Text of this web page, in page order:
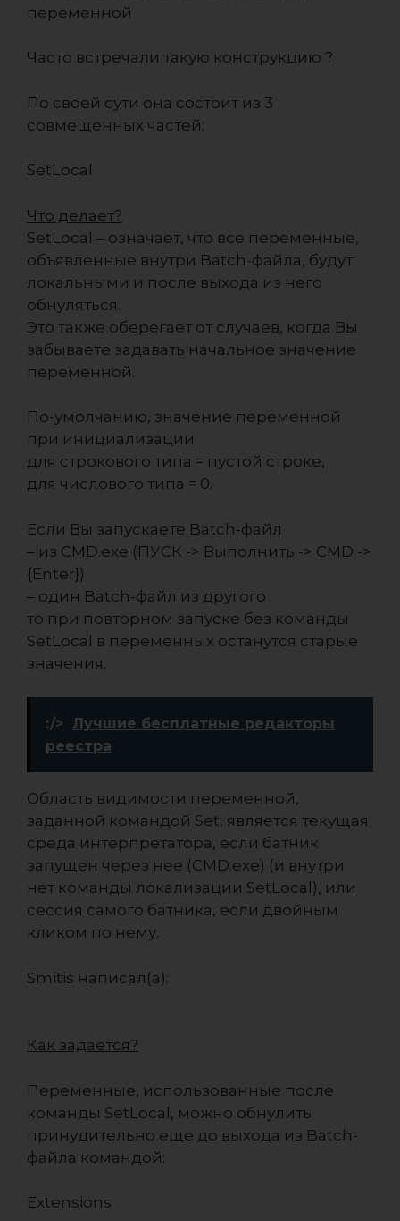
переменной
Часто встречали такую конструкцию ?
По своей сути она состоит из 3
совмещенных частей:
SetLocal
Что делает?
SetLocal – означает, что все переменные,
объявленные внутри Batch-файла, будут
локальными и после выхода из него
обнуляться.
Это также оберегает от случаев, когда Вы
забываете задавать начальное значение
переменной.
По-умолчанию, значение переменной
при инициализации
для строкового типа = пустой строке,
для числового типа = 0.
Если Вы запускаете Batch-файл
– из CMD.exe (ПУСК -> Выполнить -> CMD ->
{Enter})
– один Batch-файл из другого
то при повторном запуске без команды
SetLocal в переменных останутся старые
значения.
:/>
Лучшие бесплатные редакторы
реестра
Область видимости переменной,
заданной командой Set, является текущая
среда интерпретатора, если батник
запущен через нее (CMD.exe) (и внутри
нет команды локализации SetLocal), или
сессия самого батника, если двойным
кликом по нему.
Smitis написал(а):
Как задается?
Переменные, использованные после
команды SetLocal, можно обнулить
принудительно еще до выхода из Batch-
файла командой:
Extensions